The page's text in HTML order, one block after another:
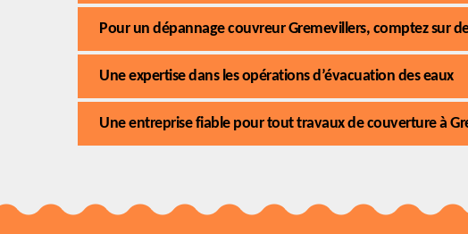
Pour un dépannage couvreur Gremevillers, comptez sur
Une expertise dans les opérations d’évacuation des eaux
Une entreprise fiable pour tout travaux de couverture à